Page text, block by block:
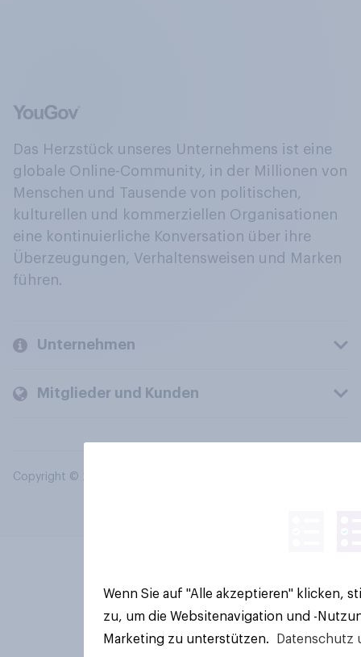
Das Herzstück unseres Unternehmens ist eine
globale Online-Community, in der Millionen von
Menschen und Tausende von politischen,
kulturellen und kommerziellen Organisationen
eine kontinuierliche Konversation über ihre
Überzeugungen, Verhaltensweisen und Marken
führen.
Unternehmen
Mitglieder und Kunden
Copyright © 2026 YouGov PLC. Alle Rechte vorbehalten.
Wenn Sie auf "Alle akzeptieren" klicken,
zu, um die Websitenavigation und -
Marketing zu unterstützen.
Datenschutz